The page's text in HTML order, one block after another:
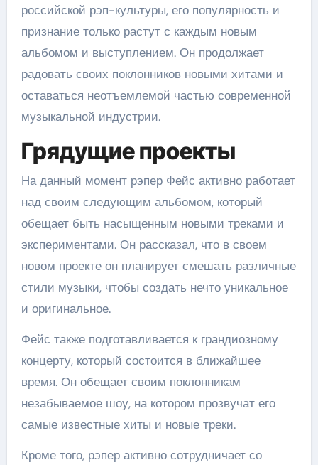
российской рэп-культуры, его популярность и
признание только растут с каждым новым
альбомом и выступлением. Он продолжает
радовать своих поклонников новыми хитами и
оставаться неотъемлемой частью современной
музыкальной индустрии.
Грядущие проекты
На данный момент рэпер Фейс активно работает
над своим следующим альбомом, который
обещает быть насыщенным новыми треками и
экспериментами. Он рассказал, что в своем
новом проекте он планирует смешать различные
стили музыки, чтобы создать нечто уникальное
и оригинальное.
Фейс также подготавливается к грандиозному
концерту, который состоится в ближайшее
время. Он обещает своим поклонникам
незабываемое шоу, на котором прозвучат его
самые известные хиты и новые треки.
Кроме того, рэпер активно сотрудничает со